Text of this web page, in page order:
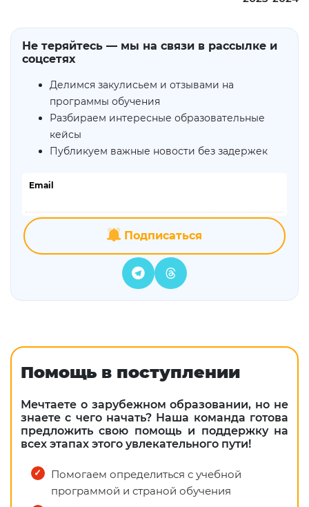
Не теряйтесь — мы на связи в рассылке и
соцсетях
Делимся закулисьем и отзывами на
программы обучения
Разбираем интересные образовательные
кейсы
Публикуем важные новости без задержек
Email
Подписаться
Помощь в поступлении
Мечтаете о зарубежном образовании, но не
знаете с чего начать? Наша команда готова
предложить свою помощь и поддержку на
всех этапах этого увлекательного пути!
Помогаем определиться с учебной
программой и страной обучения